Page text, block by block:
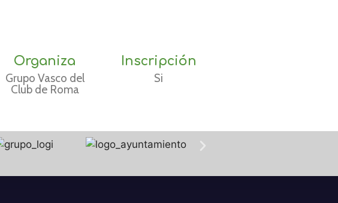
Organiza
Grupo Vasco del
Club de Roma
Inscripción
Si